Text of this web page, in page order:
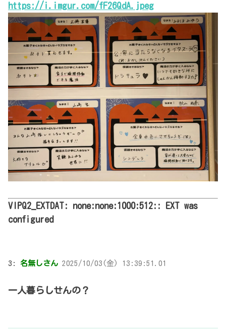
https://i.imgur.com/fF26QdA.jpeg
VIPQ2_EXTDAT: none:none:1000:512:: EXT was
configured
3: 名無しさん 2025/10/03(金) 13:39:51.01
一人暮らしせんの？